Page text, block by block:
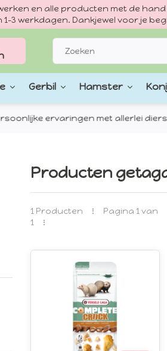
en alle producten met de
werkdagen. Dankjewel voor je
Gerbil Hamster
ervaringen met allerlei
Producten
1 Producten
Pagina 1 van
1